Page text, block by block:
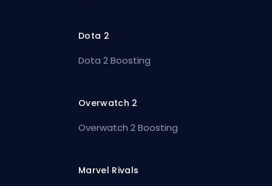
Dota 2
Dota 2 Boosting
Overwatch 2
Overwatch 2 Boosting
Marvel Rivals